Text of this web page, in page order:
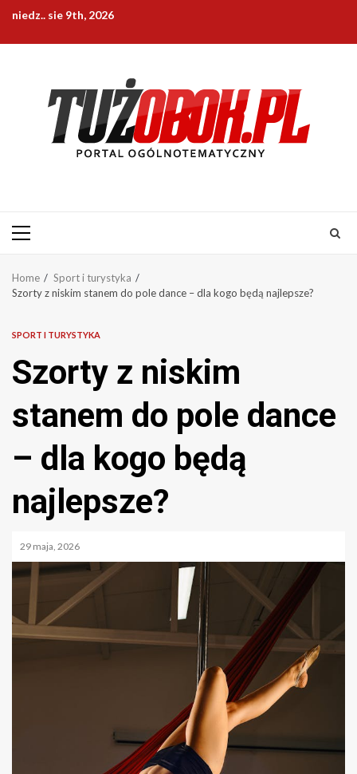
Skip
content
niedz.. sie 9th, 2026
Primary
Home
Sport i turystyka
Szorty z niskim stanem do pole dance – dla kogo będą najlepsze?
SPORT I TURYSTYKA
Szorty z niskim
stanem do pole dance
– dla kogo będą
najlepsze?
29 maja, 2026